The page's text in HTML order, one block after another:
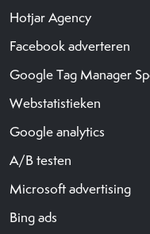
Hotjar Agency
Facebook adverteren
Google Tag Manager
Webstatistieken
Google analytics
A/B testen
Microsoft advertising
Bing ads